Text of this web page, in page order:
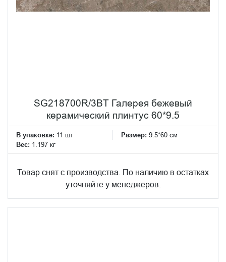
SG218700R/3BT Галерея бежевый
керамический плинтус 60*9.5
В упаковке: 11 шт Размер: 9.5*60 см
Вес: 1.197 кг
Товар снят с производства. По наличию в остатках
уточняйте у менеджеров.